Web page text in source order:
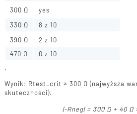
300 Ω
yes
330 Ω
8 z 10
390 Ω
2 z 10
470 Ω
0 z 10
.
Wynik: Rtest_crit ≈ 300 Ω (najwyższa
skuteczności).
|-Rneg| = 300 Ω + 40 Ω